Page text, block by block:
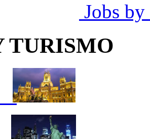
Jobs by
TURISMO